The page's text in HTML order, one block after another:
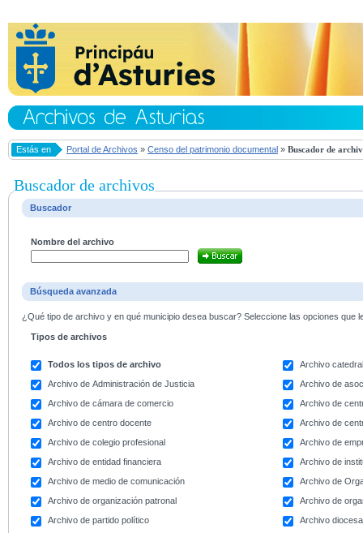
Estás en Portal de Archivos » Censo del patrimonio documental » Buscador de
Buscador de archivos
Buscador
Nombre del archivo
Búsqueda avanzada
¿Qué tipo de archivo y en qué municipio desea buscar? Seleccione las opciones que
Tipos de archivos
Todos los tipos de archivo
Archivo
Archivo de Administración de Justicia
Archivo de
Archivo de cámara de comercio
Archivo de
Archivo de centro docente
Archivo de
Archivo de colegio profesional
Archivo de
Archivo de entidad financiera
Archivo de
Archivo de medio de comunicación
Archivo de
Archivo de organización patronal
Archivo de
Archivo de partido político
Archivo